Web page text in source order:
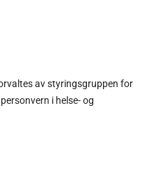
av styringsgruppen for
i helse- og